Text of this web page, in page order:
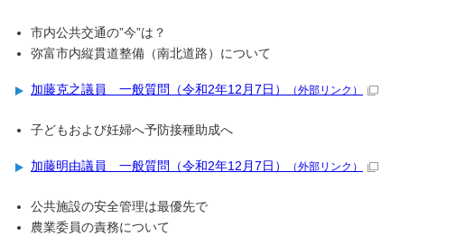
市内公共交通の”今”は？
弥富市内縦貫道整備（南北道路）について
加藤克之議員 一般質問（令和2年12月7日） （外部リンク）
子どもおよび妊婦へ予防接種助成へ
加藤明由議員 一般質問（令和2年12月7日） （外部リンク）
公共施設の安全管理は最優先で
農業委員の責務について